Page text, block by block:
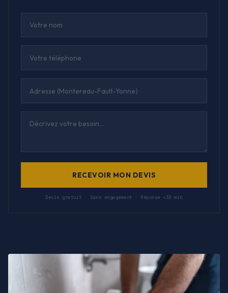
RECEVOIR MON DEVIS
Devis gratuit · Sans engagement · Réponse <30 min